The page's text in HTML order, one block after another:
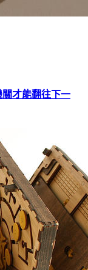
才能翻往下一